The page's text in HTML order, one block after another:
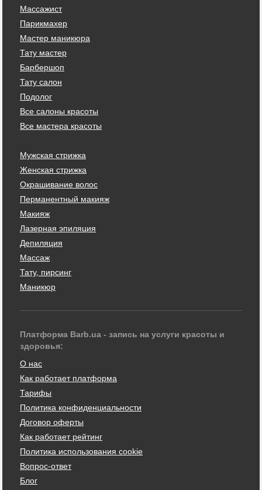
Массажист
Парикмахер
Мастер маникюра
Тату мастер
Барбершоп
Тату салон
Подолог
Все салоны красоты
Все мастера красоты
Мужская стрижка
Женская стрижка
Окрашивание волос
Перманентный макияж
Макияж
Лазерная эпиляция
Депиляция
Массаж
Тату, пирсинг
Маникюр
Платформа Barb.ua - запись на услуги красоты и
здоровья:
О нас
Как работает платформа
Тарифы
Политика конфиденциальности
Договор оферты
Как работает рейтинг
Политика использования cookie
Вопрос-ответ
Блог